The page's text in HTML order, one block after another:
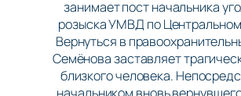
занимает пост начальника
розыска УМВД по
Вернуться в
Семёнова заставляет
близкого человека.